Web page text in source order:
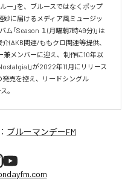
ー」を、ブルースではなくポップ
妙に届けるメディア風ミュージッ
「Season １(月曜朝7時49分)」は
(AKB関連/ももクロ関連等提供、
兼メンバーに迎え、制作に10年以
」が2022年11月にリリース
売を控え、リードシングル
。
ブルーマンデーFM